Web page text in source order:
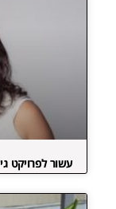
עשור לפרויקט